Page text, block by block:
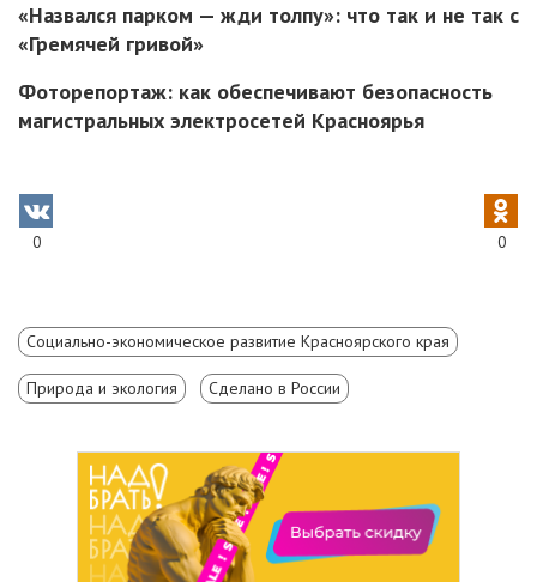
«Назвался парком — жди толпу»: что так и не так с
«Гремячей гривой»
Фоторепортаж: как обеспечивают безопасность
магистральных электросетей Красноярья
0 0
Социально-экономическое развитие Красноярского края
Природа и экология Сделано в России